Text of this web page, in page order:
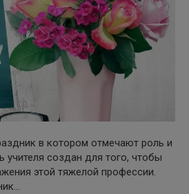
в котором отмечают роль и
учителя создан для того, чтобы
этой тяжелой профессии.